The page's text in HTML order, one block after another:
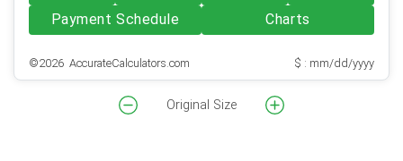
Payment Schedule
Charts
©2026 AccurateCalculators.com $ : mm/dd/yyyy
Original Size